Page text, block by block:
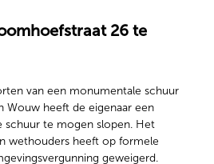
26 te
van een monumentale schuur
Wouw heeft de eigenaar een
schuur te mogen slopen. Het
wethouders heeft op formele
geweigerd.